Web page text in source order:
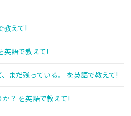
教えて!
英語で教えて!
まだ残っている。 を英語で教えて!
？ を英語で教えて!